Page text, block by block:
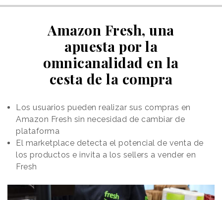
Amazon Fresh, una
apuesta por la
omnicanalidad en la
cesta de la compra
Los usuarios pueden realizar sus compras en
Amazon Fresh sin necesidad de cambiar de
plataforma
El marketplace detecta el potencial de venta de
los productos e invita a los sellers a vender en
Fresh